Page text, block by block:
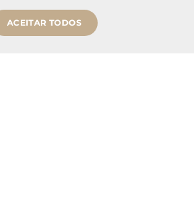
Comprar Agora
ACEITAR TODOS